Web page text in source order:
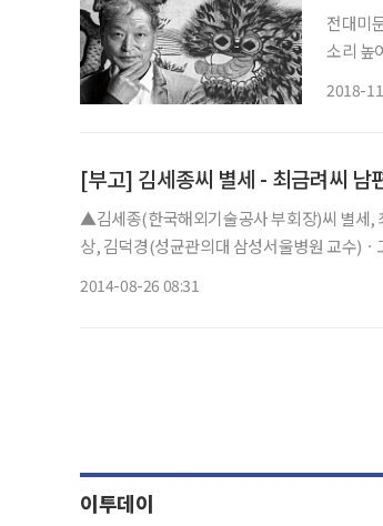
전대미
소리 높
2018-
[부고] 김세종씨 별세 - 최금려씨 남
▲김세종(한국해외기술공사 부회장)씨 별세,
상, 김덕경(성균관의대 삼성서울병원 교수)
2014-08-26 08:31
이투데이